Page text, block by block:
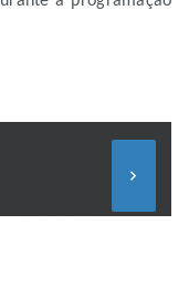
keyboard_arrow_right